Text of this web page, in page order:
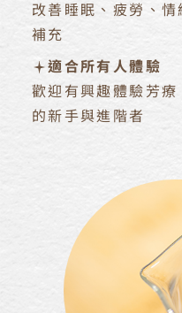
改善睡眠、疲勞、
補充
適合所有人體驗
歡迎有興趣體驗芳
的新手與進階者